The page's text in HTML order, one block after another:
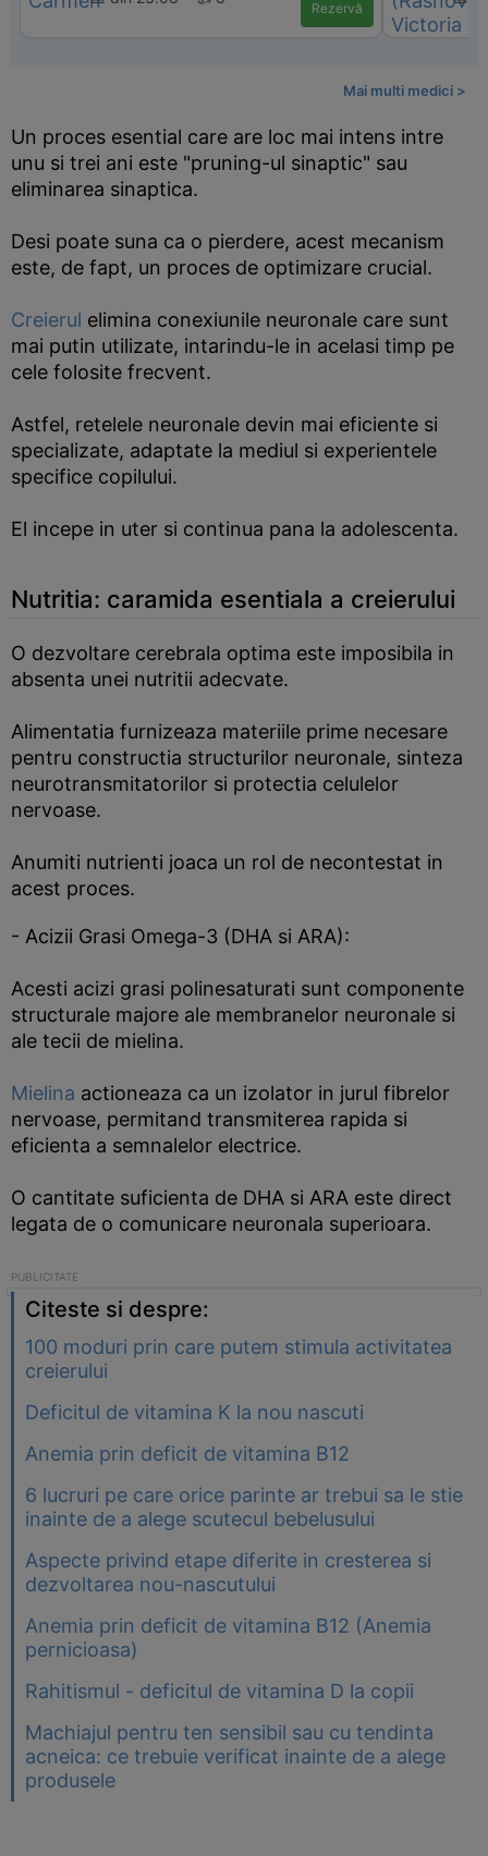
Rezervă
Mai multi medici >
Un proces esential care are loc mai intens intre
unu si trei ani este "pruning-ul sinaptic" sau
eliminarea sinaptica.
Desi poate suna ca o pierdere, acest mecanism
este, de fapt, un proces de optimizare crucial.
Creierul elimina conexiunile neuronale care sunt
mai putin utilizate, intarindu-le in acelasi timp pe
cele folosite frecvent.
Astfel, retelele neuronale devin mai eficiente si
specializate, adaptate la mediul si experientele
specifice copilului.
El incepe in uter si continua pana la adolescenta.
Nutritia: caramida esentiala a creierului
O dezvoltare cerebrala optima este imposibila in
absenta unei nutritii adecvate.
Alimentatia furnizeaza materiile prime necesare
pentru constructia structurilor neuronale, sinteza
neurotransmitatorilor si protectia celulelor
nervoase.
Anumiti nutrienti joaca un rol de necontestat in
acest proces.
- Acizii Grasi Omega-3 (DHA si ARA):
Acesti acizi grasi polinesaturati sunt componente
structurale majore ale membranelor neuronale si
ale tecii de mielina.
Mielina actioneaza ca un izolator in jurul fibrelor
nervoase, permitand transmiterea rapida si
eficienta a semnalelor electrice.
O cantitate suficienta de DHA si ARA este direct
legata de o comunicare neuronala superioara.
Citeste si despre:
100 moduri prin care putem stimula activitatea
creierului
Deficitul de vitamina K la nou nascuti
Anemia prin deficit de vitamina B12
6 lucruri pe care orice parinte ar trebui sa le stie
inainte de a alege scutecul bebelusului
Aspecte privind etape diferite in cresterea si
dezvoltarea nou-nascutului
Anemia prin deficit de vitamina B12 (Anemia
pernicioasa)
Rahitismul - deficitul de vitamina D la copii
Machiajul pentru ten sensibil sau cu tendinta
acneica: ce trebuie verificat inainte de a alege
produsele